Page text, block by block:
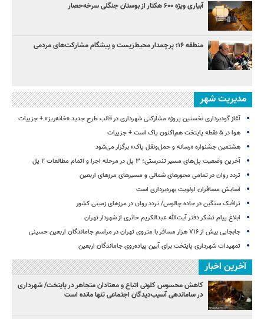
آبیاری ویژه ۶۰۰ هکتار از بوستان جنگلی سرخه‌حصار
منطقه ۱۶؛ پرچمدار محیط‌زیست و پیشگام مشارکت‌های مردمی
مدیریت شهر
آغاز گودبرداری نخستین پروژه مشارکتی شهرداری در قالب طرح جدید «خانه‌ریز» + جزییات
هوا در ۵ نقطه پایتخت هم‌اکنون پاک است + جزییات
هشتمین جشنواره «رسانه و حمل‌ونقل پاک» برگزار می‌شود
آخرین وضعیت پل‌های مسیر تندرستی؛ ۳ پل در مرحله اجرا و اتمام مطالعات ۲ پل
تردد روان در تمامی محورهای شمالی و مسیرهای مرزهای اربعین
آسایش مسافران اولویت بهره‌برداری است
ترافیک سنگین در جاده چالوس/ تردد روان در مرزهای زمینی کشور
ابلاغ پیام تشکر دفتر آیت‌الله عبدالکریم حائری از شهردار تهران
جابجایی بیش از ۷۱۶ هزار مسافر با متروی تهران در مراسم جاماندگان اربعین حسینی
تمهیدات شهرداری پایتخت برای آیین پیاده‌روی جاماندگان اربعین
آخرین اخبار
کاهش محسوس کلونی اتباع و معتادان متجاهر در پایتخت/ شهرداری
در ساماندهی آسیب‌دیدگان اجتماعی تنها مانده است